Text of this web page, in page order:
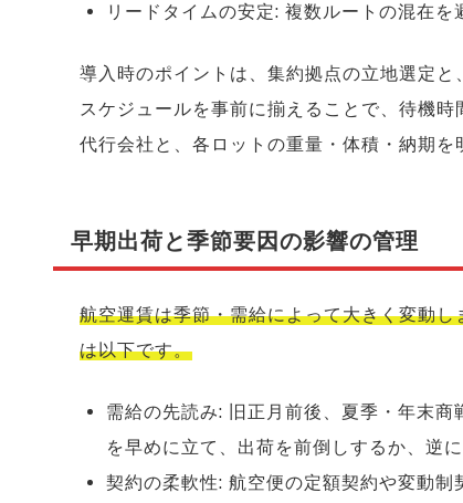
リードタイムの安定: 複数ルートの混在
導入時のポイントは、集約拠点の立地選定
スケジュールを事前に揃えることで、待機
代行会社と、各ロットの重量・体積・納期を
早期出荷と季節要因の影響の管理
航空運賃は季節・需給によって大きく変動
は以下です。
需給の先読み: 旧正月前後、夏季・年末
を早めに立て、出荷を前倒しするか、逆
契約の柔軟性: 航空便の定額契約や変動